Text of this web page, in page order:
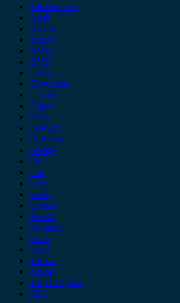
Alfa Romeo
Audi
Austin
Acura
BMW
BYD
Chery
Chevrolet
Citroen
Cupra
Dacia
Daewoo
Daihatsu
Dodge
DS
Fiat
Ford
Geely
Gonow
Honda
Hyundai
Isuzu
iveco
Jaecoo
Jaguar
Jeep Chrysler
KIA